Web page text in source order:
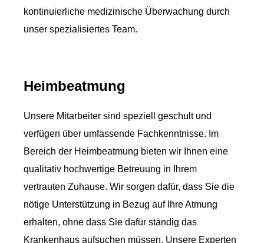
kontinuierliche medizinische Überwachung durch
unser spezialisiertes Team.
Heimbeatmung
Unsere Mitarbeiter sind speziell geschult und
verfügen über umfassende Fachkenntnisse. Im
Bereich der Heimbeatmung bieten wir Ihnen eine
qualitativ hochwertige Betreuung in Ihrem
vertrauten Zuhause. Wir sorgen dafür, dass Sie die
nötige Unterstützung in Bezug auf Ihre Atmung
erhalten, ohne dass Sie dafür ständig das
Krankenhaus aufsuchen müssen. Unsere Experten